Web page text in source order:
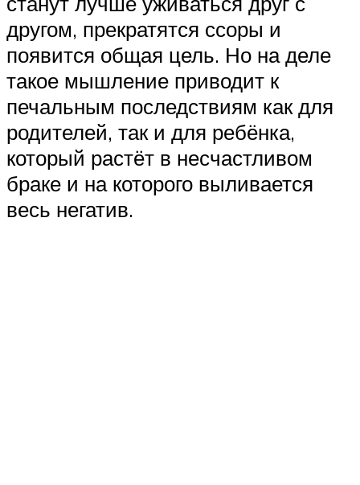
другом, прекратятся ссоры и
появится общая цель. Но на деле
такое мышление приводит к
печальным последствиям как для
родителей, так и для ребёнка,
который растёт в несчастливом
браке и на которого выливается
весь негатив.